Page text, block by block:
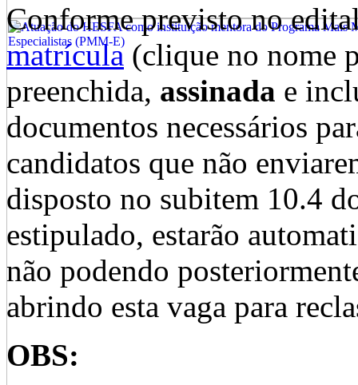
Conforme previsto no
matrícula(clique no nome
preenchida, assinada e
documentos necessários
candidatos que não
disposto no subitem 10.4
estipulado, estarão
não podendo
abrindo esta vaga para
OBS: